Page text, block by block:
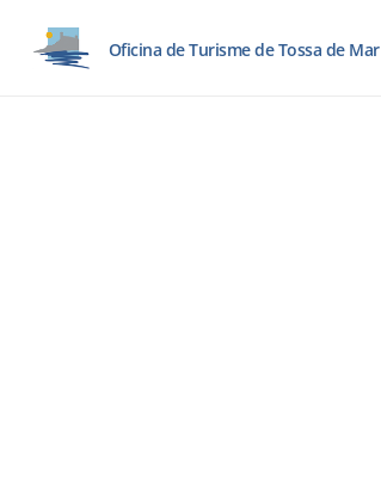
Oficina de Turisme de Tossa de Mar